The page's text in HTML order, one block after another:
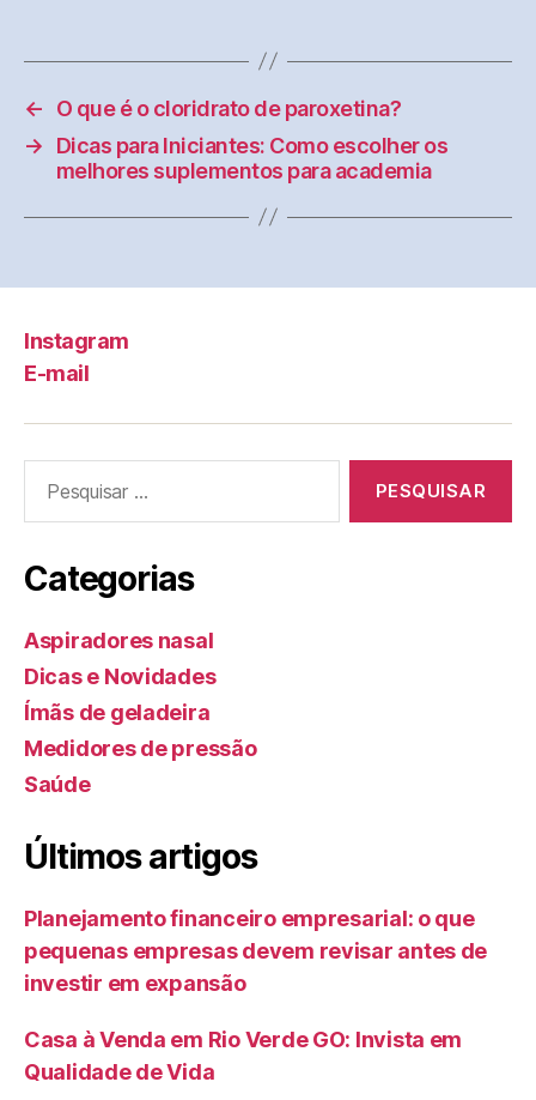
←
O que é o cloridrato de paroxetina?
→
Dicas para Iniciantes: Como escolher os
melhores suplementos para academia
Instagram
E-mail
por:
Categorias
Aspiradores nasal
Dicas e Novidades
Ímãs de geladeira
Medidores de pressão
Saúde
Últimos artigos
Planejamento financeiro empresarial: o que
pequenas empresas devem revisar antes de
investir em expansão
Casa à Venda em Rio Verde GO: Invista em
Qualidade de Vida